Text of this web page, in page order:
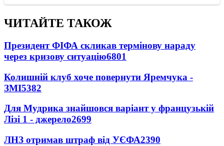
ЧИТАЙТЕ ТАКОЖ
Президент ФІФА скликав термінову нараду
через кризову ситуацію6801
Колишній клуб хоче повернути Яремчука -
ЗМІ5382
Для Мудрика знайшовся варіант у французькій
Лізі 1 - джерело2699
ЛНЗ отримав штраф від УЄФА2390